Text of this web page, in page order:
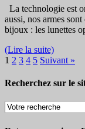
La technologie est
aussi, nos armes
bijoux : les lunettes
(Lire la suite)
1 2 3 4 5 Suivant »
Recherchez sur le